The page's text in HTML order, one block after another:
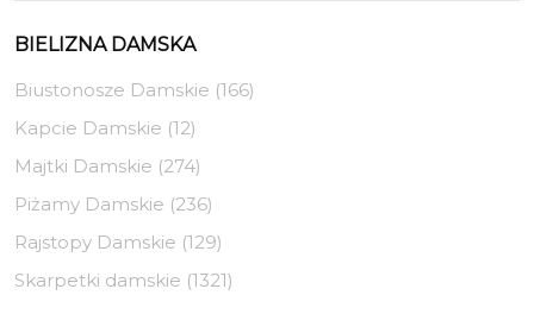
BIELIZNA DAMSKA
Biustonosze Damskie (166)
Kapcie Damskie (12)
Majtki Damskie (274)
Piżamy Damskie (236)
Rajstopy Damskie (129)
Skarpetki damskie (1321)